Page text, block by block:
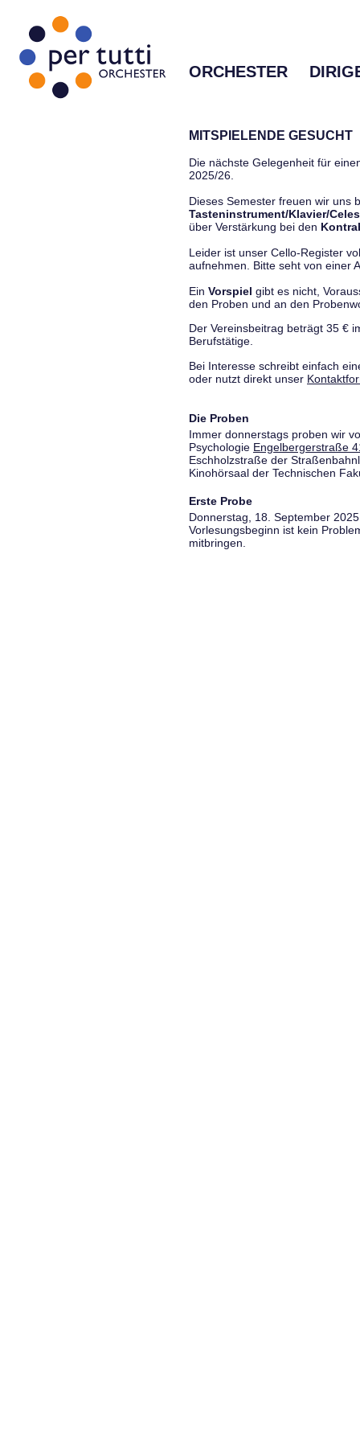
ORCHESTER
MITSPIELENDE GESUCHT
Die nächste Gelegenheit für
2025/26.
Dieses Semester freuen wir uns
Tasteninstrument/Klavier/
über Verstärkung bei den
Leider ist unser Cello-Register
aufnehmen. Bitte seht von einer
Ein Vorspiel gibt es nicht,
den Proben und an den
Der Vereinsbeitrag beträgt 35 €
Berufstätige.
Bei Interesse schreibt einfach
oder nutzt direkt unser
Die Proben
Immer donnerstags proben wir
Psychologie Engelbergerstraße
Eschholzstraße der
Kinohörsaal der Technischen
Erste Probe
Donnerstag, 18. September
Vorlesungsbeginn ist kein
mitbringen.